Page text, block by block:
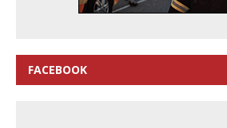
FACEBOOK